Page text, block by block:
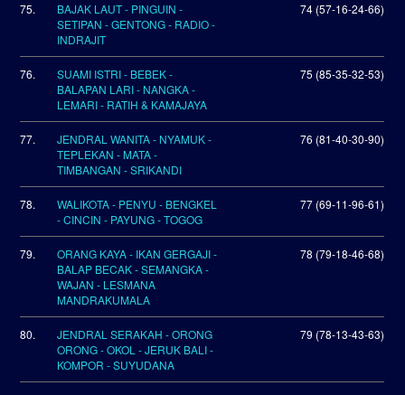
75.
BAJAK LAUT - PINGUIN -
SETIPAN - GENTONG - RADIO -
INDRAJIT
74 (57-16-24-66)
76.
SUAMI ISTRI - BEBEK -
BALAPAN LARI - NANGKA -
LEMARI - RATIH & KAMAJAYA
75 (85-35-32-53)
77.
JENDRAL WANITA - NYAMUK -
TEPLEKAN - MATA -
TIMBANGAN - SRIKANDI
76 (81-40-30-90)
78.
WALIKOTA - PENYU - BENGKEL
- CINCIN - PAYUNG - TOGOG
77 (69-11-96-61)
79.
ORANG KAYA - IKAN GERGAJI -
BALAP BECAK - SEMANGKA -
WAJAN - LESMANA
MANDRAKUMALA
78 (79-18-46-68)
80.
JENDRAL SERAKAH - ORONG
ORONG - OKOL - JERUK BALI -
KOMPOR - SUYUDANA
79 (78-13-43-63)